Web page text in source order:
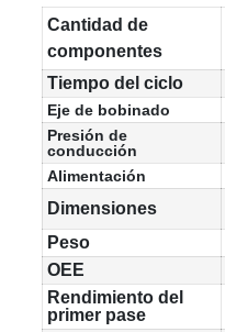
Cantidad de
componentes
Tiempo del ciclo
Eje de bobinado
Presión de
conducción
Alimentación
Dimensiones
Peso
OEE
Rendimiento del
primer pase